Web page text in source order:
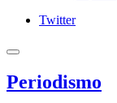
Twitter
Periodismo